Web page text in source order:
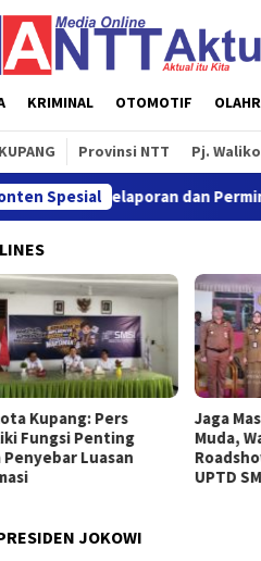
KRIMINAL OTOMOTIF
Provinsi NTT Pj.
Spesial
Pelaporan dan Permintaan
Kupang: Pers
Fungsi Penting
Penyebar Luasan
Jaga
Muda,
UPTD
JOKOWI